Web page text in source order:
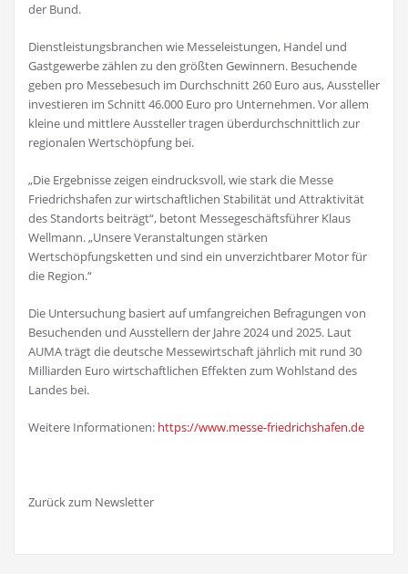
der Bund.
Dienstleistungsbranchen wie Messeleistungen, Handel und
Gastgewerbe zählen zu den größten Gewinnern. Besuchende
geben pro Messebesuch im Durchschnitt 260 Euro aus, Aussteller
investieren im Schnitt 46.000 Euro pro Unternehmen. Vor allem
kleine und mittlere Aussteller tragen überdurchschnittlich zur
regionalen Wertschöpfung bei.
„Die Ergebnisse zeigen eindrucksvoll, wie stark die Messe
Friedrichshafen zur wirtschaftlichen Stabilität und Attraktivität
des Standorts beiträgt“, betont Messegeschäftsführer Klaus
Wellmann. „Unsere Veranstaltungen stärken
Wertschöpfungsketten und sind ein unverzichtbarer Motor für
die Region.“
Die Untersuchung basiert auf umfangreichen Befragungen von
Besuchenden und Ausstellern der Jahre 2024 und 2025. Laut
AUMA trägt die deutsche Messewirtschaft jährlich mit rund 30
Milliarden Euro wirtschaftlichen Effekten zum Wohlstand des
Landes bei.
Weitere Informationen: https://www.messe-friedrichshafen.de
Zurück zum Newsletter